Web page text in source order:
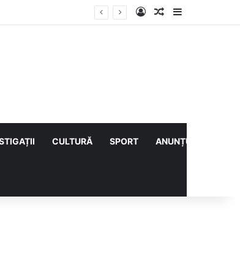
Log InArticol aleatoriu
Sidebar
CULTURĂ SPORT ANUNȚURI